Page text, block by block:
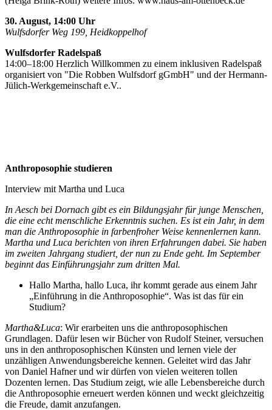
30. August, 14:00 Uhr
Wulfsdorfer Weg 199, Heidkoppelhof
Wulfsdorfer Radelspaß
14:00–18:00 Herzlich Willkommen zu einem inklusiven Radelspaß
organisiert von "Die Robben Wulfsdorf gGmbH" und der Hermann-
Jülich-Werkgemeinschaft e.V..
Anthroposophie studieren
Interview mit Martha und Luca
In Aesch bei Dornach gibt es ein Bildungsjahr für junge Menschen,
die eine echt menschliche Erkenntnis suchen. Es ist ein Jahr, in dem
man die Anthroposophie in farbenfroher Weise kennenlernen kann.
Martha und Luca berichten von ihren Erfahrungen dabei. Sie haben
im zweiten Jahrgang studiert, der nun zu Ende geht. Im September
beginnt das Einführungsjahr zum dritten Mal.
Hallo Martha, hallo Luca, ihr kommt gerade aus einem Jahr
„Einführung in die Anthroposophie“. Was ist das für ein
Studium?
Martha&Luca: Wir erarbeiten uns die anthroposophischen
Grundlagen. Dafür lesen wir Bücher von Rudolf Steiner, versuchen
uns in den anthroposophischen Künsten und lernen viele der
unzähligen Anwendungsbereiche kennen. Geleitet wird das Jahr
von Daniel Hafner und wir dürfen von vielen weiteren tollen
Dozenten lernen. Das Studium zeigt, wie alle Lebensbereiche durch
die Anthroposophie erneuert werden können und weckt gleichzeitig
die Freude, damit anzufangen.